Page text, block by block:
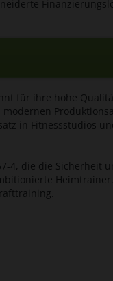
für ihre hohe
in Fitnessstudios
4, die die Sicherheit